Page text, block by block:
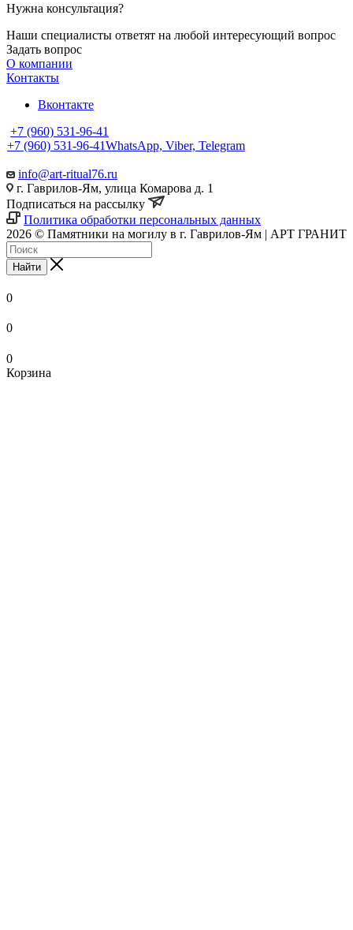
Нужна консультация?
Наши специалисты ответят на любой интересующий вопрос
Задать вопрос
О компании
Контакты
Вконтакте
+7 (960) 531-96-41
+7 (960) 531-96-41WhatsApp, Viber, Telegram
info@art-ritual76.ru
г. Гаврилов-Ям, улица Комарова д. 1
Подписаться на рассылку
Политика обработки персональных данных
2026 © Памятники на могилу в г. Гаврилов-Ям | АРТ ГРАНИТ
Найти
0
0
0
Корзина